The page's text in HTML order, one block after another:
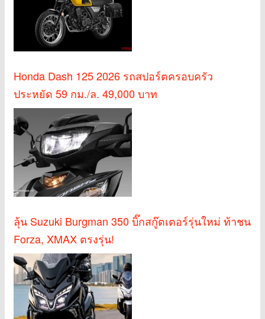
Honda Dash 125 2026 รถสปอร์ตครอบครัว
ประหยัด 59 กม./ล. 49,000 บาท
ลุ้น Suzuki Burgman 350 บิ๊กสกู๊ตเตอร์รุ่นใหม่ ท้าชน
Forza, XMAX ตรงรุ่น!